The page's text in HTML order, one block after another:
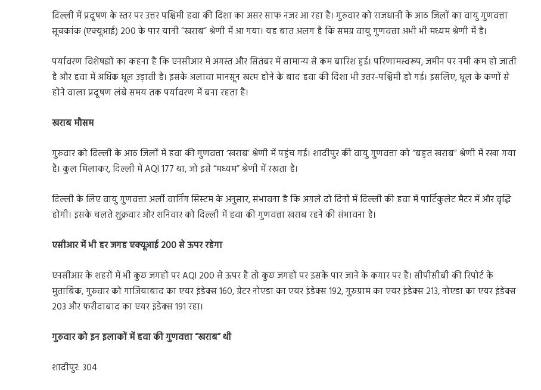
दिल्ली में प्रदूषण के स्तर पर उत्तर पश्चिमी हवा की दिशा का असर साफ नजर आ रहा है। गुरुवार को राजधानी के आठ जिलों का वायु गुणवत्ता
सूचकांक (एक्यूआई) 200 के पार यानी ”खराब” श्रेणी में आ गया। यह बात अलग है कि समग्र वायु गुणवत्ता अभी भी मध्यम श्रेणी में है।
पर्यावरण विशेषज्ञों का कहना है कि एनसीआर में अगस्त और सितंबर में सामान्य से कम बारिश हुई। परिणामस्वरूप, जमीन पर नमी कम हो जाती
है और हवा में अधिक धूल उड़ाती है। इसके अलावा मानसून खत्म होने के बाद हवा की दिशा भी उत्तर-पश्चिमी हो गई। इसलिए, धूल के कणों से
होने वाला प्रदूषण लंबे समय तक पर्यावरण में बना रहता है।
खराब मौसम
गुरुवार को दिल्ली के आठ जिलों में हवा की गुणवत्ता ‘खराब’ श्रेणी में पहुंच गई। शादीपुर की वायु गुणवत्ता को “बहुत खराब” श्रेणी में रखा गया
है। कुल मिलाकर, दिल्ली में AQI 177 था, जो इसे “मध्यम” श्रेणी में रखता है।
दिल्ली के लिए वायु गुणवत्ता अर्ली वार्निंग सिस्टम के अनुसार, संभावना है कि अगले दो दिनों में दिल्ली की हवा में पार्टिकुलेट मैटर में और वृद्धि
होगी। इसके चलते शुक्रवार और शनिवार को दिल्ली में हवा की गुणवत्ता खराब रहने की संभावना है।
एसीआर में भी हर जगह एक्यूआई 200 से ऊपर रहेगा
एनसीआर के शहरों में भी कुछ जगहों पर AQI 200 से ऊपर है तो कुछ जगहों पर इसके पार जाने के कगार पर है। सीपीसीबी की रिपोर्ट के
मुताबिक, गुरुवार को गाजियाबाद का एयर इंडेक्स 160, ग्रेटर नोएडा का एयर इंडेक्स 192, गुरुग्राम का एयर इंडेक्स 213, नोएडा का एयर इंडेक्स
203 और फरीदाबाद का एयर इंडेक्स 191 रहा।
गुरुवार को इन इलाकों में हवा की गुणवत्ता “खराब” थी
शादीपुर: 304